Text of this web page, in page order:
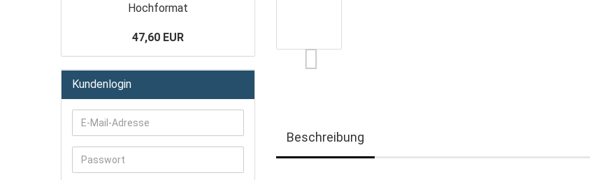
Beschreibung
Hochformat
47,60 EUR
Kundenlogin